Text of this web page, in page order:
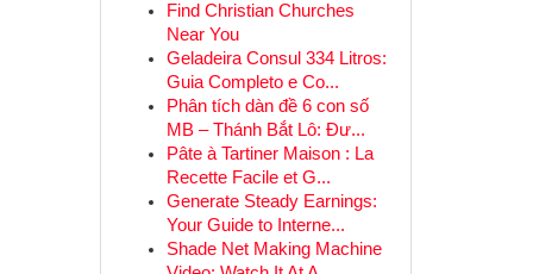
Find Christian Churches
Near You
Geladeira Consul 334 Litros:
Guia Completo e Co...
Phân tích dàn đề 6 con số
MB – Thánh Bắt Lô: Đư...
Pâte à Tartiner Maison : La
Recette Facile et G...
Generate Steady Earnings:
Your Guide to Interne...
Shade Net Making Machine